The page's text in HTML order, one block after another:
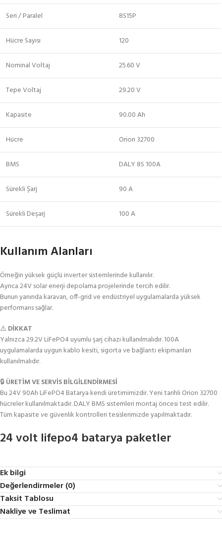
Seri / Paralel 8S15P
Hücre Sayısı 120
Nominal Voltaj 25.60 V
Tepe Voltaj 29.20 V
Kapasite 90.00 Ah
Hücre Orion 32700
BMS DALY 8S 100A
Sürekli Şarj 90 A
Sürekli Deşarj 100 A
Kullanım Alanları
Örneğin yüksek güçlü inverter sistemlerinde kullanılır.
Ayrıca 24V solar enerji depolama projelerinde tercih edilir.
Bunun yanında karavan, off-grid ve endüstriyel uygulamalarda yüksek
performans sağlar.
⚠️ DİKKAT
Yalnızca 29.2V LiFePO4 uyumlu şarj cihazı kullanılmalıdır. 100A
uygulamalarda uygun kablo kesiti, sigorta ve bağlantı ekipmanları
kullanılmalıdır.
🔒ÜRETİM VE SERVİS BİLGİLENDİRMESİ
Bu 24V 90Ah LiFePO4 Batarya kendi üretimimizdir. Yeni tarihli Orion 32700
hücreler kullanılmaktadır. DALY BMS sistemleri montaj öncesi test edilir.
Tüm kapasite ve güvenlik kontrolleri tesislerimizde yapılmaktadır.
24 volt lifepo4 batarya paketler
Ek bilgi
Değerlendirmeler (0)
Taksit Tablosu
Nakliye ve Teslimat